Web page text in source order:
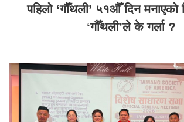
पहिलो ‘गौँथली’ ५१औँ दिन मनाएको
‘गौँथली’ले के गर्ला ?